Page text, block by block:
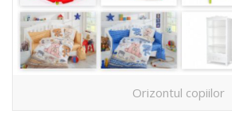
Orizontul copiilor